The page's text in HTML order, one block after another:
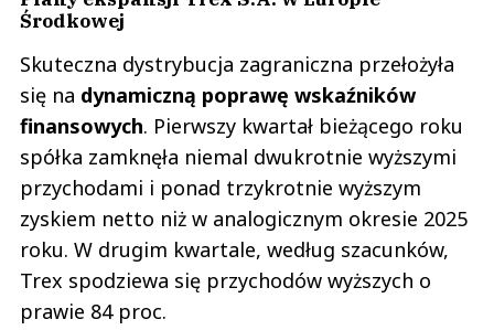
Środkowej
Skuteczna dystrybucja zagraniczna przełożyła
się na dynamiczną poprawę wskaźników
finansowych. Pierwszy kwartał bieżącego roku
spółka zamknęła niemal dwukrotnie wyższymi
przychodami i ponad trzykrotnie wyższym
zyskiem netto niż w analogicznym okresie 2025
roku. W drugim kwartale, według szacunków,
Trex spodziewa się przychodów wyższych o
prawie 84 proc.